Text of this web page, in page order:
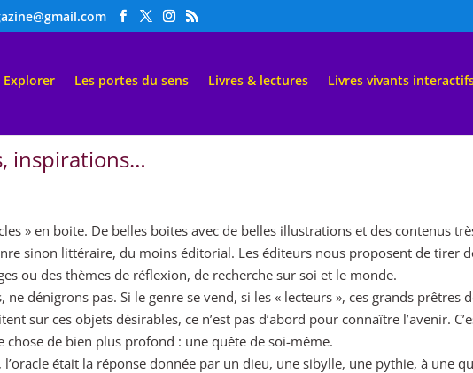
Explorer Les portes du sens Livres & lectures Livres vivants
inspirations…
» en boite. De belles boites avec de belles illustrations et des contenus
sinon littéraire, du moins éditorial. Les éditeurs nous proposent de tirer
ou des thèmes de réflexion, de recherche sur soi et le monde.
ne dénigrons pas. Si le genre se vend, si les « lecteurs », ces grands prêtres
sur ces objets désirables, ce n’est pas d’abord pour connaître l’avenir.
chose de bien plus profond : une quête de soi-même.
l’oracle était la réponse donnée par un dieu, une sibylle, une pythie, à une